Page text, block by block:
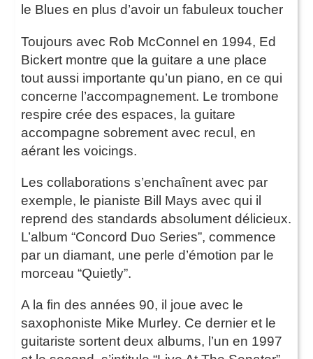
le Blues en plus d’avoir un fabuleux toucher
Toujours avec Rob McConnel en 1994, Ed
Bickert montre que la guitare a une place
tout aussi importante qu’un piano, en ce qui
concerne l’accompagnement. Le trombone
respire crée des espaces, la guitare
accompagne sobrement avec recul, en
aérant les voicings.
Les collaborations s’enchaînent avec par
exemple, le pianiste Bill Mays avec qui il
reprend des standards absolument délicieux.
L’album “Concord Duo Series”, commence
par un diamant, une perle d’émotion par le
morceau “Quietly”.
A la fin des années 90, il joue avec le
saxophoniste Mike Murley. Ce dernier et le
guitariste sortent deux albums, l’un en 1997